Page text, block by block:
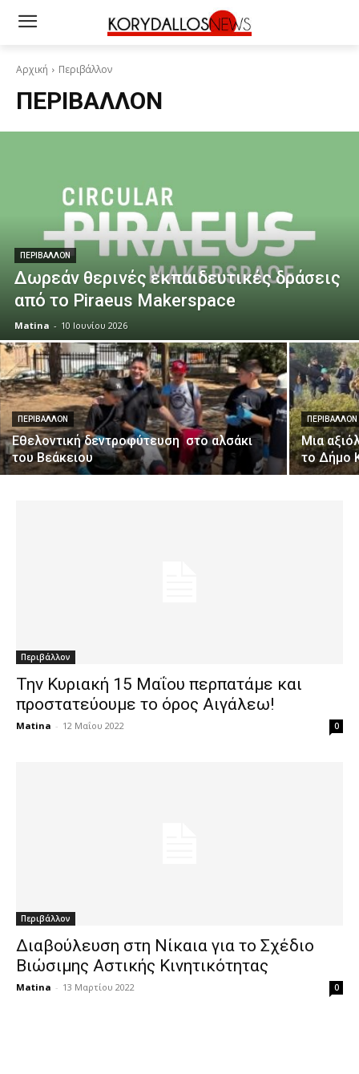
Αρχική Περιβάλλον
ΠΕΡΙΒΆΛΛΟΝ
ΠΕΡΙΒΆΛΛΟΝ
Δωρεάν θερινές εκπαιδευτικές δράσεις
από τo Piraeus Makerspace
Matina - 10 Ιουνίου 2026
ΠΕΡΙΒΆΛΛΟΝ
Eθελοντική δεντροφύτευση στο αλσάκι
του Βεάκειου
ΠΕΡΙΒΆΛΛΟΝ
Μια
το Δήμο
Περιβάλλον
Την Κυριακή 15 Μαΐου περπατάμε και
προστατεύουμε το όρος Αιγάλεω!
Matina - 12 Μαΐου 2022 0
Περιβάλλον
Διαβούλευση στη Νίκαια για το Σχέδιο
Βιώσιμης Αστικής Κινητικότητας
Matina - 13 Μαρτίου 2022 0